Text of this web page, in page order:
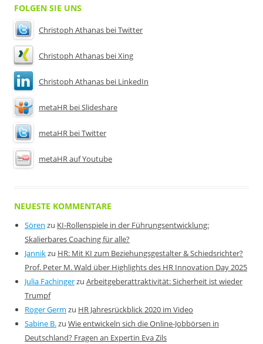
FOLGEN SIE UNS
Christoph Athanas bei Twitter
Christoph Athanas bei Xing
Christoph Athanas bei LinkedIn
metaHR bei Slideshare
metaHR bei Twitter
metaHR auf Youtube
NEUESTE KOMMENTARE
Sören zu KI-Rollenspiele in der Führungsentwicklung:
Skalierbares Coaching für alle?
Jannikzu HR: Mit KI zum Beziehungsgestalter & Schiedsrichter?
Prof. Peter M. Wald über Highlights des HR Innovation Day 2025
Julia Fachingerzu Arbeitgeberattraktivität: Sicherheit ist wieder
Trumpf
Roger Germ zu HR Jahresrückblick 2020 im Video
Sabine B.zu Wie entwickeln sich die Online-Jobbörsen in
Deutschland? Fragen an Expertin Eva Zils